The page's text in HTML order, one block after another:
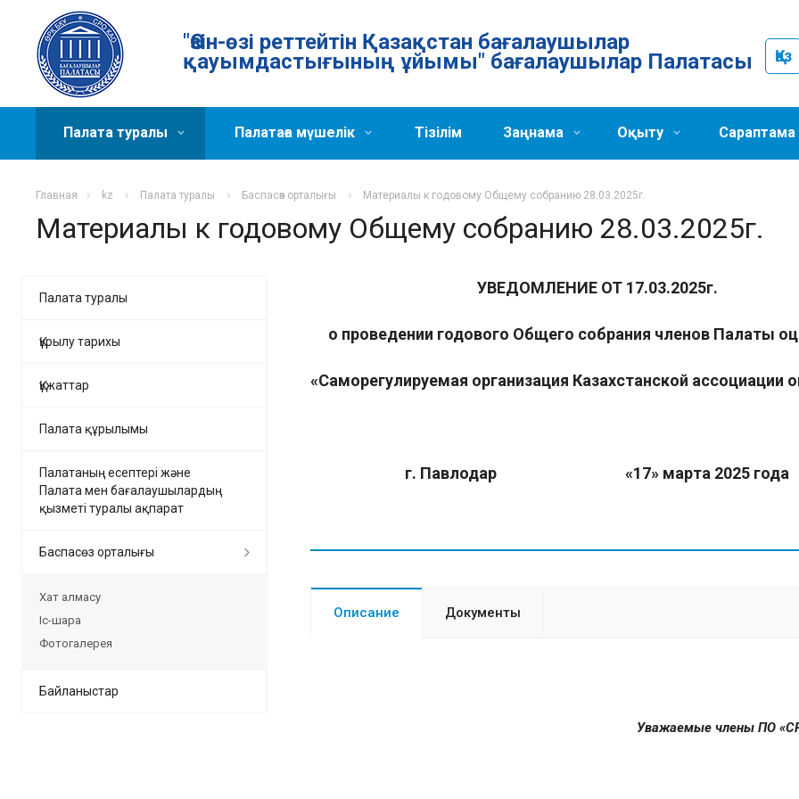
"Өзін-өзі реттейтін Қазақстан бағалаушылар
қауымдастығының ұйымы" бағалаушылар Палатасы Қаз
Палата туралы Палатаға мүшелік Тізілім Заңнама Оқыту Сараптама
Главная kz Палата туралы Баспасөз орталығы Материалы к годовому Общему собранию 28.03.2025г.
Материалы к годовому Общему собранию 28.03.2025г.
УВЕДОМЛЕНИЕ ОТ 17.03.2025г.
о проведении годового Общего собрания членов Палаты
«Саморегулируемая организация Казахстанской ассоциации
г. Павлодар «17» марта 2025 года
Описание Документы
Уважаемые члены ПО
Палата туралы
Құрылу тарихы
Құжаттар
Палата құрылымы
Палатаның есептері және
Палата мен бағалаушылардың
қызметі туралы ақпарат
Баспасөз орталығы
Хат алмасу
Іс-шара
Фотогалерея
Байланыстар